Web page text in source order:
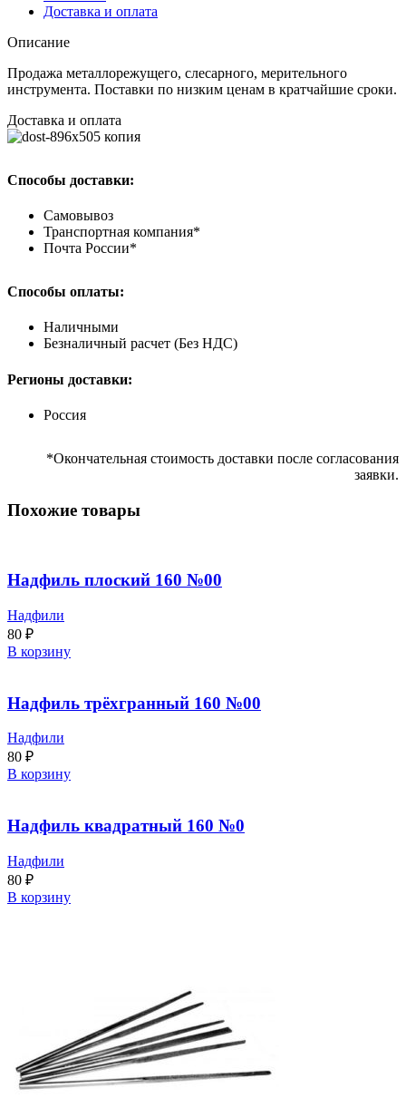
Доставка и оплата
Описание
Продажа металлорежущего, слесарного, мерительного
инструмента. Поставки по низким ценам в кратчайшие сроки.
Доставка и оплата
Способы доставки:
Самовывоз
Транспортная компания*
Почта России*
Способы оплаты:
Наличными
Безналичный расчет (Без НДС)
Регионы доставки:
Россия
*Окончательная стоимость доставки после согласования
заявки.
Похожие товары
Надфиль плоский 160 №00
Надфили
80 ₽
В корзину
Надфиль трёхгранный 160 №00
Надфили
80 ₽
В корзину
Надфиль квадратный 160 №0
Надфили
80 ₽
В корзину